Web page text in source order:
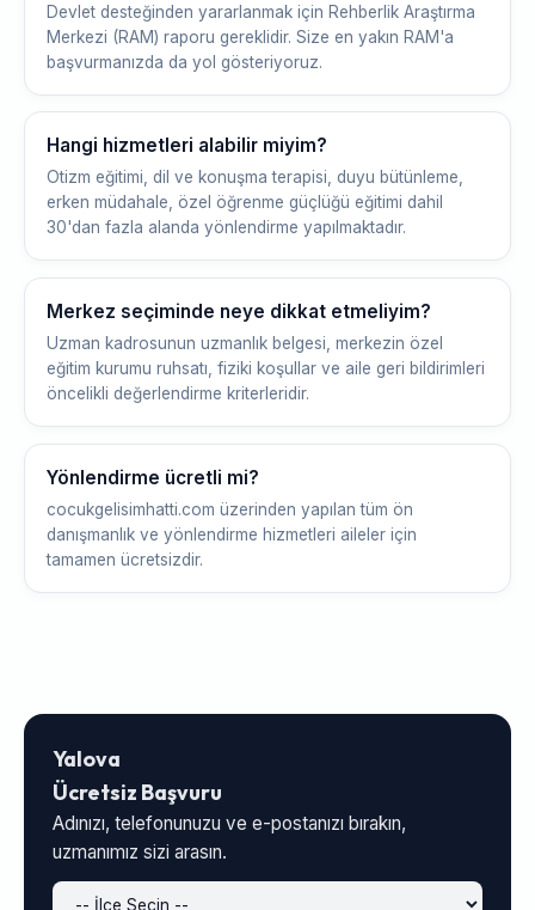
Devlet desteğinden yararlanmak için Rehberlik Araştırma
Merkezi (RAM) raporu gereklidir. Size en yakın RAM'a
başvurmanızda da yol gösteriyoruz.
Hangi hizmetleri alabilir miyim?
Otizm eğitimi, dil ve konuşma terapisi, duyu bütünleme,
erken müdahale, özel öğrenme güçlüğü eğitimi dahil
30'dan fazla alanda yönlendirme yapılmaktadır.
Merkez seçiminde neye dikkat etmeliyim?
Uzman kadrosunun uzmanlık belgesi, merkezin özel
eğitim kurumu ruhsatı, fiziki koşullar ve aile geri bildirimleri
öncelikli değerlendirme kriterleridir.
Yönlendirme ücretli mi?
cocukgelisimhatti.com üzerinden yapılan tüm ön
danışmanlık ve yönlendirme hizmetleri aileler için
tamamen ücretsizdir.
Yalova
Ücretsiz Başvuru
Adınızı, telefonunuzu ve e-postanızı bırakın,
uzmanımız sizi arasın.